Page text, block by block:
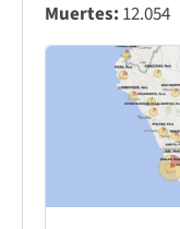
Muertes: 12.054